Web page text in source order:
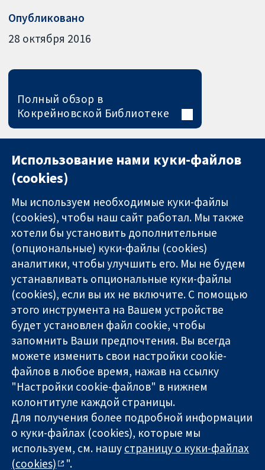
Опубликовано
28 октября 2016
Полный обзор в
Кокрейновской Библиотеке
Надёжные
доказательства
Информированные
решения
Во благо
здоровья
11-13 Cavendish
Square
London
W1G 0AN
United Kingdom
Связаться с
нами
Новости
Пресс-
служба
О нас
Работа
Cochrane
Library
The Cochrane Collaboration is a charity (no. 1045921) and a
company limited by guarantee (no. 03044323) registered in
England & Wales. VAT registration number GB 718 2127 49.
Использование нами куки-файлов
(cookies)
Мы используем необходимые куки-файлы
(cookies), чтобы наш сайт работал. Мы также
хотели бы установить дополнительные
(опциональные) куки-файлы (cookies)
аналитики, чтобы улучшить его. Мы не будем
устанавливать опциональные куки-файлы
(cookies), если вы их не включите. С помощью
этого инструмента на Вашем устройстве
будет установлен файл cookie, чтобы
запомнить Ваши предпочтения. Вы всегда
можете изменить свои настройки cookie-
файлов в любое время, нажав на ссылку
"Настройки cookie-файлов" в нижнем
колонтитуле каждой страницы.
Для получения более подробной информации
о куки-файлах (cookies), которые мы
используем, см. нашу страницу о куки-файлах
(cookies)
".